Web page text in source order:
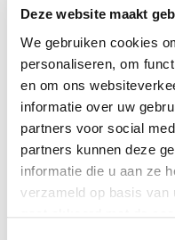
Deze website maakt
We gebruiken cookies
personaliseren, om
en om ons
informatie over uw
partners voor social
partners kunnen deze
informatie die u aan ze
verzameld op basis van
Opgegraven schip in de
De laatste doorbraak
In de herfst van 1675
noordwesterstorm over
dreigde het te begeven. In
het mis. Bij het dorpje
door. Binnen de kortste
meer dan 100 meter
noordwestenwind hield